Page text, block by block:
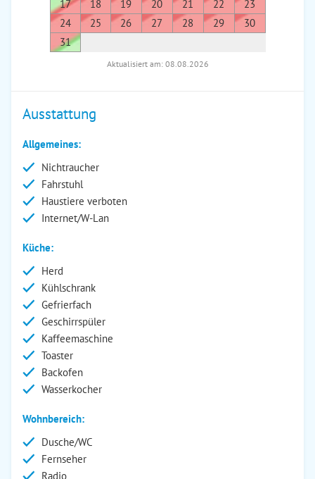
17
18 19 20 21 22
23
24
25 26 27 28 29
30
31
Aktualisiert am: 08.08.2026
Ausstattung
Allgemeines:
Nichtraucher
Fahrstuhl
Haustiere verboten
Internet/W-Lan
Küche:
Herd
Kühlschrank
Gefrierfach
Geschirrspüler
Kaffeemaschine
Toaster
Backofen
Wasserkocher
Wohnbereich:
Dusche/WC
Fernseher
Radio